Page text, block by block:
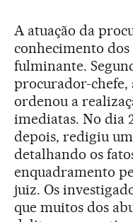
A atuação da
conhecimento dos
fulminante.
procurador-chefe,
ordenou a
imediatas. No dia
depois, redigiu
detalhando os
enquadramento
juiz. Os
que muitos dos